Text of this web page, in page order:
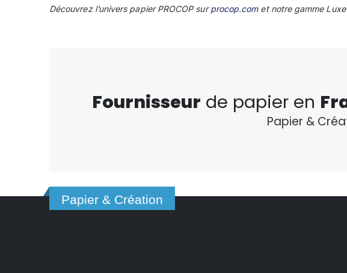
Découvrez l’univers papier PROCOP surprocop.comet notre gamme
Fournisseur de papier en
Papier &
Papier & Création